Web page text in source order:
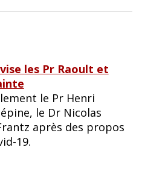
les Pr Raoult et
le Pr Henri
le Dr Nicolas
après des propos
19.